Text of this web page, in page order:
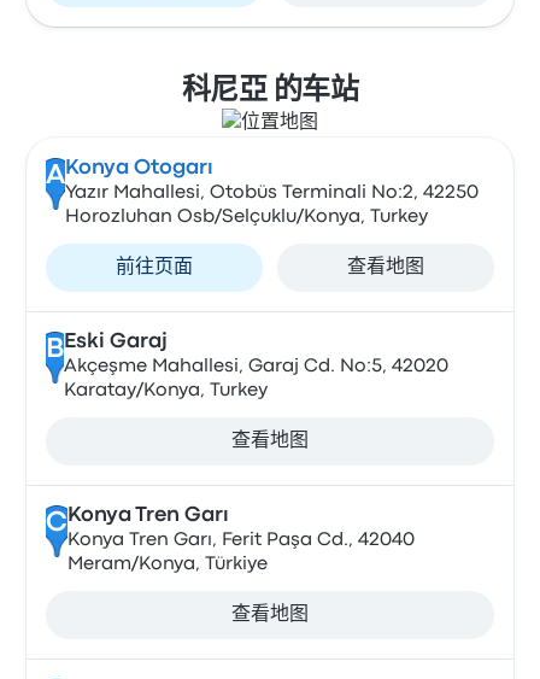
科尼亞 的车站
A Konya Otogarı
Yazır Mahallesi, Otobüs Terminali No:2, 42250
Horozluhan Osb/Selçuklu/Konya, Turkey
前往页面 查看地图
B Eski Garaj
Akçeşme Mahallesi, Garaj Cd. No:5, 42020
Karatay/Konya, Turkey
查看地图
CKonya Tren Garı
Konya Tren Garı, Ferit Paşa Cd., 42040
Meram/Konya, Türkiye
查看地图